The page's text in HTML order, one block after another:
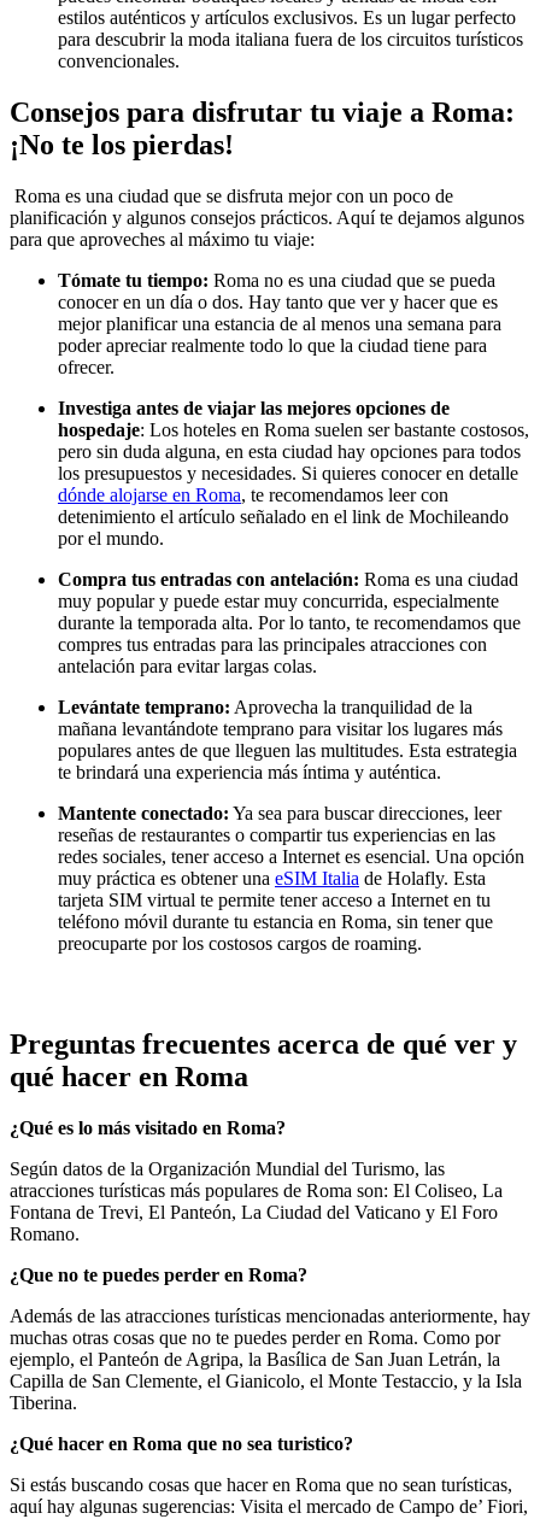
estilos auténticos y artículos exclusivos. Es un lugar perfecto
para descubrir la moda italiana fuera de los circuitos turísticos
convencionales.
Consejos para disfrutar tu viaje a Roma:
¡No te los pierdas!
Roma es una ciudad que se disfruta mejor con un poco de
planificación y algunos consejos prácticos. Aquí te dejamos algunos
para que aproveches al máximo tu viaje:
Tómate tu tiempo: Roma no es una ciudad que se pueda
conocer en un día o dos. Hay tanto que ver y hacer que es
mejor planificar una estancia de al menos una semana para
poder apreciar realmente todo lo que la ciudad tiene para
ofrecer.
Investiga antes de viajar las mejores opciones de
hospedaje: Los hoteles en Roma suelen ser bastante costosos,
pero sin duda alguna, en esta ciudad hay opciones para todos
los presupuestos y necesidades. Si quieres conocer en detalle
dónde alojarse en Roma, te recomendamos leer con
detenimiento el artículo señalado en el link de Mochileando
por el mundo.
Compra tus entradas con antelación: Roma es una ciudad
muy popular y puede estar muy concurrida, especialmente
durante la temporada alta. Por lo tanto, te recomendamos que
compres tus entradas para las principales atracciones con
antelación para evitar largas colas.
Levántate temprano: Aprovecha la tranquilidad de la
mañana levantándote temprano para visitar los lugares más
populares antes de que lleguen las multitudes. Esta estrategia
te brindará una experiencia más íntima y auténtica.
Mantente conectado: Ya sea para buscar direcciones, leer
reseñas de restaurantes o compartir tus experiencias en las
redes sociales, tener acceso a Internet es esencial. Una opción
muy práctica es obtener una eSIM Italia de Holafly. Esta
tarjeta SIM virtual te permite tener acceso a Internet en tu
teléfono móvil durante tu estancia en Roma, sin tener que
preocuparte por los costosos cargos de roaming.
Preguntas frecuentes acerca de qué ver y
qué hacer en Roma
¿Qué es lo más visitado en Roma?
Según datos de la Organización Mundial del Turismo, las
atracciones turísticas más populares de Roma son: El Coliseo, La
Fontana de Trevi, El Panteón, La Ciudad del Vaticano y El Foro
Romano.
¿Que no te puedes perder en Roma?
Además de las atracciones turísticas mencionadas anteriormente, hay
muchas otras cosas que no te puedes perder en Roma. Como por
ejemplo, el Panteón de Agripa, la Basílica de San Juan Letrán, la
Capilla de San Clemente, el Gianicolo, el Monte Testaccio, y la Isla
Tiberina.
¿Qué hacer en Roma que no sea turistico?
Si estás buscando cosas que hacer en Roma que no sean turísticas,
aquí hay algunas sugerencias: Visita el mercado de Campo de’ Fiori,